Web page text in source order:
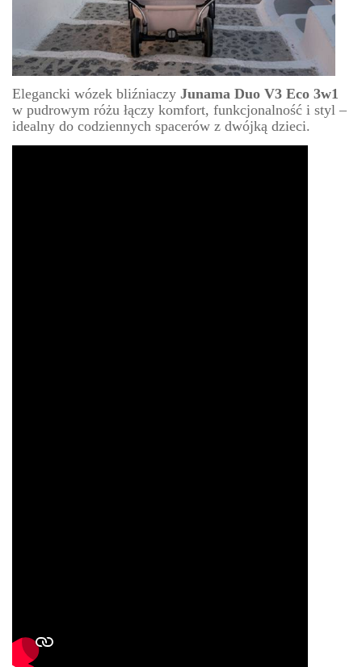
Elegancki wózek bliźniaczy Junama Duo V3 Eco 3w1
w pudrowym różu łączy komfort, funkcjonalność i styl –
idealny do codziennych spacerów z dwójką dzieci.